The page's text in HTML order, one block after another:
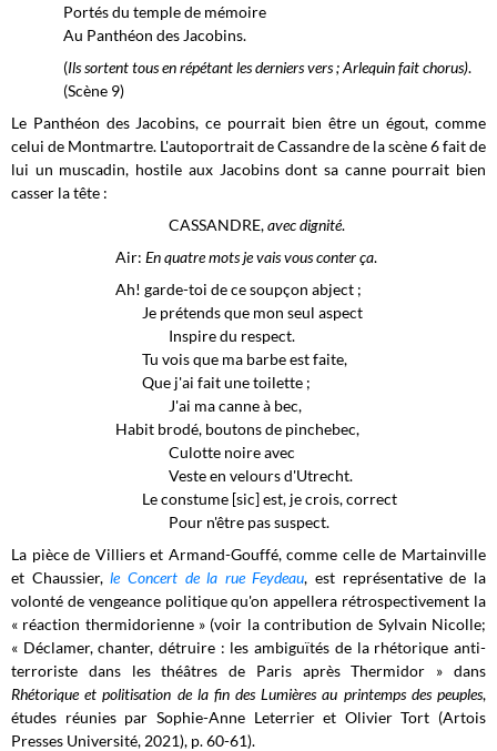
Portés du temple de mémoire
Au Panthéon des Jacobins.
(Ils sortent tous en répétant les derniers vers ; Arlequin fait chorus).
(Scène 9)
Le Panthéon des Jacobins, ce pourrait bien être un égout, comme
celui de Montmartre. L'autoportrait de Cassandre de la scène 6 fait de
lui un muscadin, hostile aux Jacobins dont sa canne pourrait bien
casser la tête :
CASSANDRE,avec dignité.
Air: En quatre mots je vais vous conter ça.
Ah! garde-toi de ce soupçon abject ;
Je prétends que mon seul aspect
Inspire du respect.
Tu vois que ma barbe est faite,
Que j'ai fait une toilette ;
J'ai ma canne à bec,
Habit brodé, boutons de pinchebec,
Culotte noire avec
Veste en velours d'Utrecht.
Le constume [sic] est, je crois, correct
Pour n'être pas suspect.
La pièce de Villiers et Armand-Gouffé, comme celle de Martainville
et Chaussier,le Concert de la rue Feydeau, est représentative de la
volonté de vengeance politique qu'on appellera rétrospectivement la
« réaction thermidorienne » (voir la contribution de Sylvain Nicolle;
« Déclamer, chanter, détruire : les ambiguïtés de la rhétorique anti-
terroriste dans les théâtres de Paris après Thermidor » dans
Rhétorique et politisation de la fin des Lumières au printemps des peuples,
études réunies par Sophie-Anne Leterrier et Olivier Tort (Artois
Presses Université, 2021), p. 60-61).